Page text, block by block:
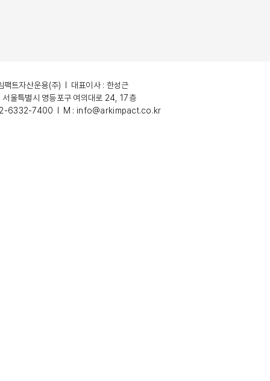
팩트자산운용(주) l 대표이사 : 한성근
서울특별시 영등포구 여의대로 24, 17층
6332-7400 l M : info@arkimpact.co.kr